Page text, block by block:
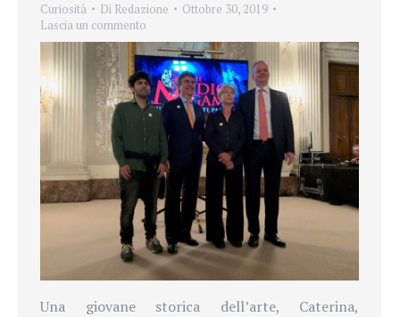
Curiosità Di Redazione
Ottobre 30, 2019
Lascia un commento
Una giovane storica dell’arte, Caterina,